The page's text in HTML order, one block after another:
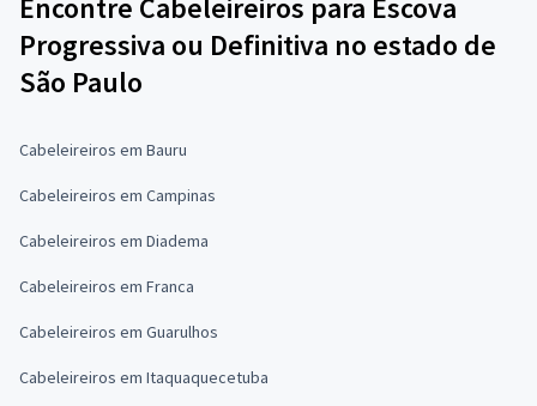
Encontre Cabeleireiros para Escova
Progressiva ou Definitiva no estado de
São Paulo
Cabeleireiros em Bauru
Cabeleireiros em Campinas
Cabeleireiros em Diadema
Cabeleireiros em Franca
Cabeleireiros em Guarulhos
Cabeleireiros em Itaquaquecetuba